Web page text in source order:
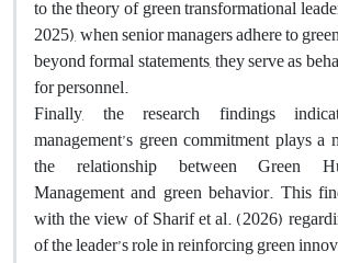
to the theory of green transformational
2025), when senior managers adhere to
beyond formal statements, they serve as
for personnel.
Finally, the research findings
management’s green commitment plays
the relationship between Green
Management and green behavior. This
with the view of Sharif et al. (2026)
of the leader’s role in reinforcing green